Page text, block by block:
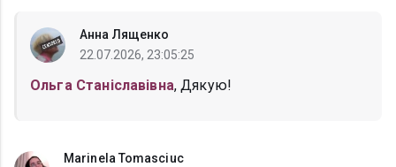
Анна Лященко
22.07.2026, 23:05:25
Ольга Станіславівна, Дякую!
Marinela Tomasciuc